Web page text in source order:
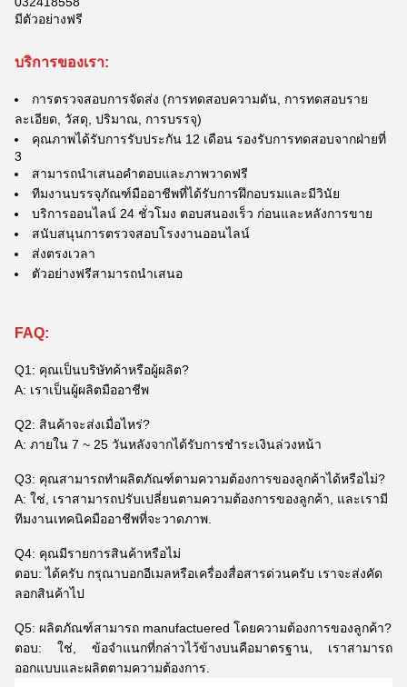
มีตัวอย่างฟรี
บริการของเรา:
การตรวจสอบการจัดส่ง (การทดสอบความดัน, การทดสอบราย
ละเอียด, วัสดุ, ปริมาณ, การบรรจุ)
คุณภาพได้รับการรับประกัน 12 เดือน รองรับการทดสอบจากฝ่ายที่
3
สามารถนําเสนอคําตอบและภาพวาดฟรี
ทีมงานบรรจุภัณฑ์มืออาชีพที่ได้รับการฝึกอบรมและมีวินัย
บริการออนไลน์ 24 ชั่วโมง ตอบสนองเร็ว ก่อนและหลังการขาย
สนับสนุนการตรวจสอบโรงงานออนไลน์
ส่งตรงเวลา
ตัวอย่างฟรีสามารถนําเสนอ
FAQ:
Q1: คุณเป็นบริษัทค้าหรือผู้ผลิต?
A: เราเป็นผู้ผลิตมืออาชีพ
Q2: สินค้าจะส่งเมื่อไหร่?
A: ภายใน 7 ~ 25 วันหลังจากได้รับการชําระเงินล่วงหน้า
Q3: คุณสามารถทําผลิตภัณฑ์ตามความต้องการของลูกค้าได้หรือไม่?
A: ใช่, เราสามารถปรับเปลี่ยนตามความต้องการของลูกค้า, และเรามี
ทีมงานเทคนิคมืออาชีพที่จะวาดภาพ.
Q4: คุณมีรายการสินค้าหรือไม่
ตอบ: ได้ครับ กรุณาบอกอีเมลหรือเครื่องสื่อสารด่วนครับ เราจะส่งคัด
ลอกสินค้าไป
Q5: ผลิตภัณฑ์สามารถ manufactuered โดยความต้องการของลูกค้า?
ตอบ: ใช่, ข้อจําแนกที่กล่าวไว้ข้างบนคือมาตรฐาน, เราสามารถ
ออกแบบและผลิตตามความต้องการ.